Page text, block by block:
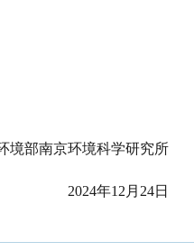
境部南京环境科学研究所
2024年12 月 24日